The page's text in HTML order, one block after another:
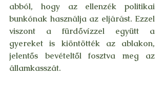
abból, hogy az ellenzék politikai
bunkónak használja az eljárást. Ezzel
viszont a fürdővízzel együtt a
gyereket is kiöntötték az ablakon,
jelentős bevételtől fosztva meg az
államkasszát.